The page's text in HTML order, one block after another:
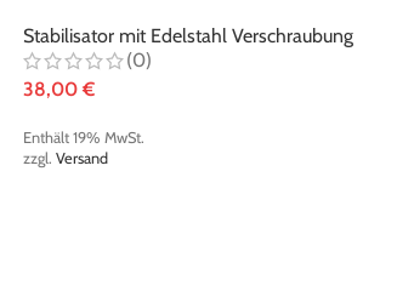
Stabilisator mit Edelstahl Verschraubung
(0)
38,00€
Enthält 19% MwSt.
zzgl. Versand